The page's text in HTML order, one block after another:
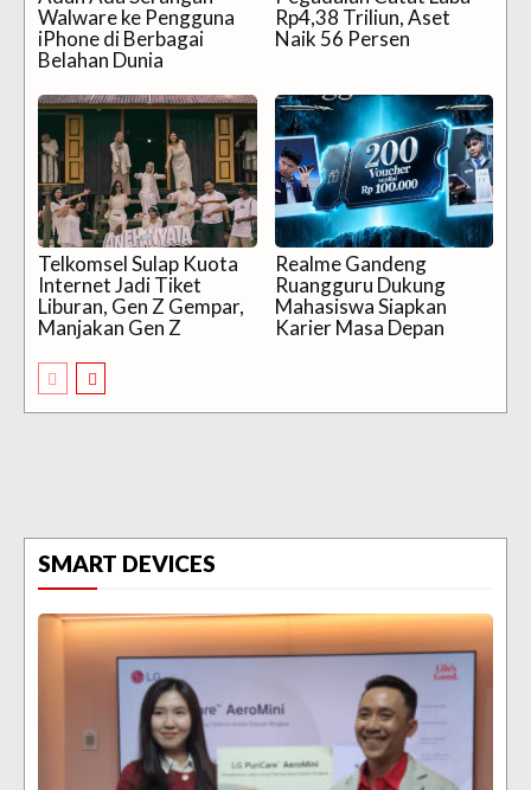
Walware ke Pengguna
iPhone di Berbagai
Belahan Dunia
Rp4,38 Triliun, Aset
Naik 56 Persen
Telkomsel Sulap Kuota
Internet Jadi Tiket
Liburan, Gen Z Gempar,
Manjakan Gen Z
Realme Gandeng
Ruangguru Dukung
Mahasiswa Siapkan
Karier Masa Depan
SMART DEVICES